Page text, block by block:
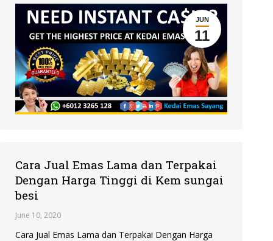
JUN
11
Cara Jual Emas Lama dan Terpakai
Dengan Harga Tinggi di Kem sungai
besi
June 10, 2020
Cara Jual Emas Lama dan Terpakai Dengan Harga